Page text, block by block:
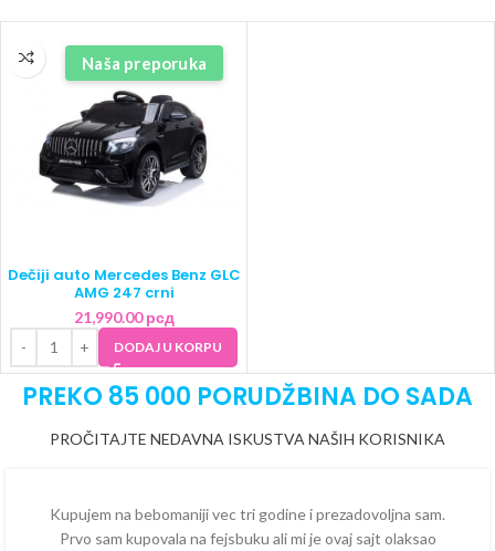
Naša preporuka
Dečiji auto Mercedes Benz GLC
AMG 247 crni
21,990.00рсд
DODAJ U KORPU
PREKO 85 000 PORUDŽBINA DO SADA
PROČITAJTE NEDAVNA ISKUSTVA NAŠIH KORISNIKA
Kupujem na bebomaniji vec tri godine i prezadovoljna sam.
Prvo sam kupovala na fejsbuku ali mi je ovaj sajt olaksao